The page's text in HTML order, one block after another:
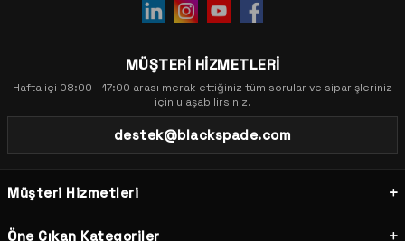
MÜŞTERİ HİZMETLERİ
Hafta içi 08:00 - 17:00 arası merak ettiğiniz tüm sorular ve siparişleriniz
için ulaşabilirsiniz.
destek@blackspade.com
Müşteri Hizmetleri
Öne Çıkan Kategoriler